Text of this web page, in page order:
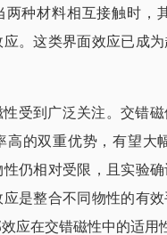
两种材料相互接触时，
。这类界面效应已成
受到广泛关注。交错
高的双重优势，有望大
仍相对受限，且实验
是整合不同物性的有
应在交错磁性中的适用